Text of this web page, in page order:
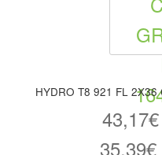
43,17€
35,39€